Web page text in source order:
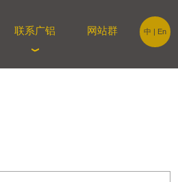
联系广铝 网站群 中 | En